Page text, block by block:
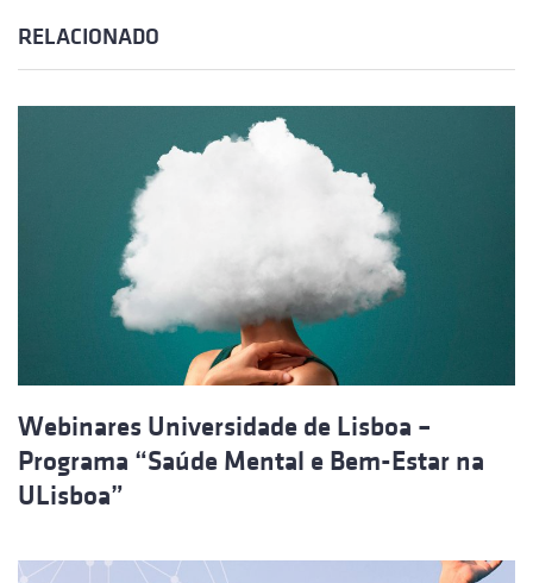
RELACIONADO
Webinares Universidade de Lisboa –
Programa “Saúde Mental e Bem-Estar na
ULisboa”